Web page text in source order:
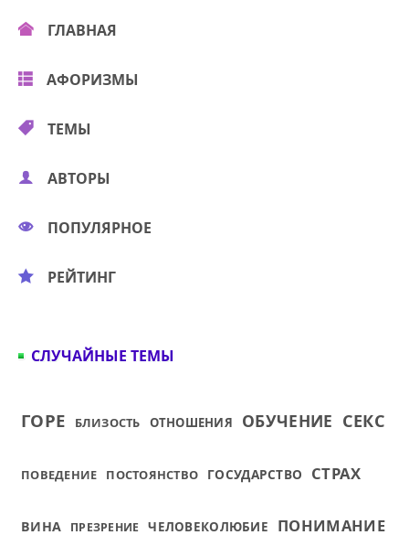
ГЛАВНАЯ
АФОРИЗМЫ
ТЕМЫ
АВТОРЫ
ПОПУЛЯРНОЕ
РЕЙТИНГ
СЛУЧАЙНЫЕ ТЕМЫ
ГОРЕ БЛИЗОСТЬ ОТНОШЕНИЯ ОБУЧЕНИЕ СЕКС
ПОВЕДЕНИЕ ПОСТОЯНСТВО ГОСУДАРСТВО СТРАХ
ВИНА ПРЕЗРЕНИЕ ЧЕЛОВЕКОЛЮБИЕ ПОНИМАНИЕ